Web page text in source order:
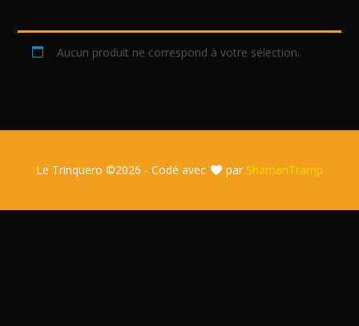
Aucun produit ne correspond à votre sélection.
Le Trinquero ©2026 - Codé avec par ShamanTramp